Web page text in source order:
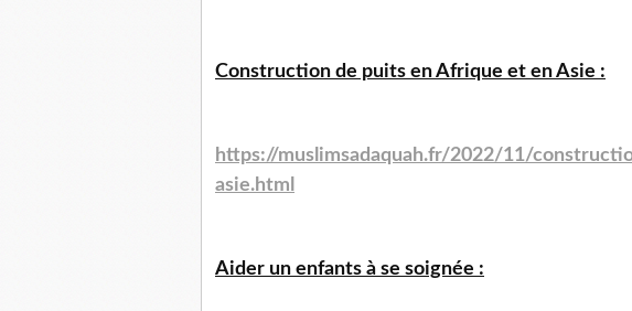
Construction de puits en Afrique et en Asie :
https://muslimsadaquah.fr/2022/11/
asie.html
Aider un enfants à se soignée :